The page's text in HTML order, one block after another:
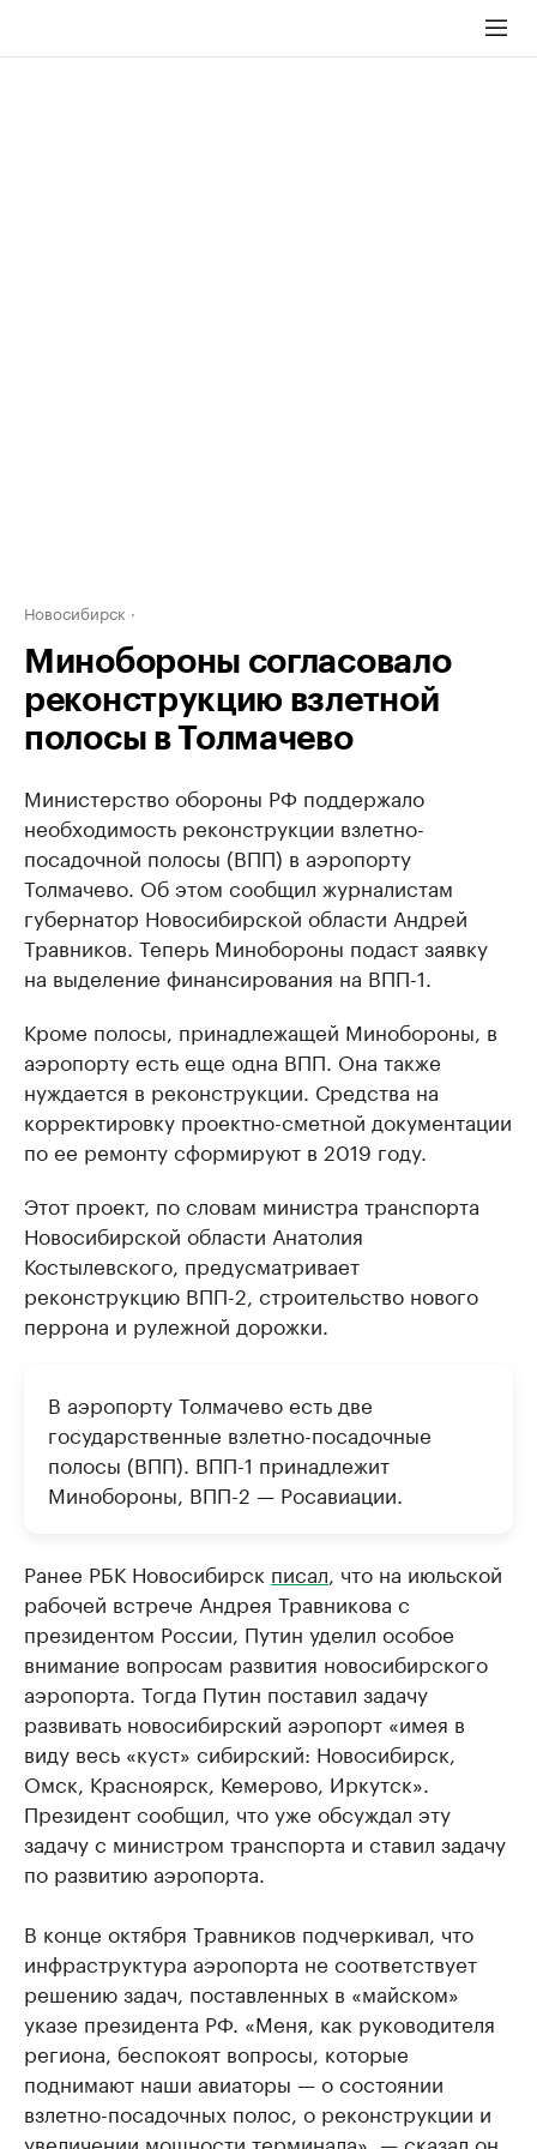
Новосибирск
Минобороны согласовало
реконструкцию взлетной
полосы в Толмачево
Министерство обороны РФ поддержало
необходимость реконструкции взлетно-
посадочной полосы (ВПП) в аэропорту
Толмачево. Об этом сообщил журналистам
губернатор Новосибирской области Андрей
Травников. Теперь Минобороны подаст заявку
на выделение финансирования на ВПП-1.
Кроме полосы, принадлежащей Минобороны, в
аэропорту есть еще одна ВПП. Она также
нуждается в реконструкции. Средства на
корректировку проектно-сметной документации
по ее ремонту сформируют в 2019 году.
Этот проект, по словам министра транспорта
Новосибирской области Анатолия
Костылевского, предусматривает
реконструкцию ВПП-2, строительство нового
перрона и рулежной дорожки.
В аэропорту Толмачево есть две
государственные взлетно-посадочные
полосы (ВПП). ВПП-1 принадлежит
Минобороны, ВПП-2 — Росавиации.
Ранее РБК Новосибирск писал , что на июльской
рабочей встрече Андрея Травникова с
президентом России, Путин уделил особое
внимание вопросам развития новосибирского
аэропорта. Тогда Путин поставил задачу
развивать новосибирский аэропорт «имея в
виду весь «куст» сибирский: Новосибирск,
Омск, Красноярск, Кемерово, Иркутск».
Президент сообщил, что уже обсуждал эту
задачу с министром транспорта и ставил задачу
по развитию аэропорта.
В конце октября Травников подчеркивал, что
инфраструктура аэропорта не соответствует
решению задач, поставленных в «майском»
указе президента РФ. «Меня, как руководителя
региона, беспокоят вопросы, которые
поднимают наши авиаторы — о состоянии
взлетно-посадочных полос, о реконструкции и
увеличении мощности терминала», — сказал он.